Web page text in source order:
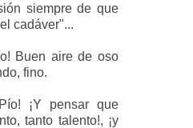
siempre de que
cadáver"...
Buen aire de oso
fino.
¡Y pensar que
tanto talento!, ¡y